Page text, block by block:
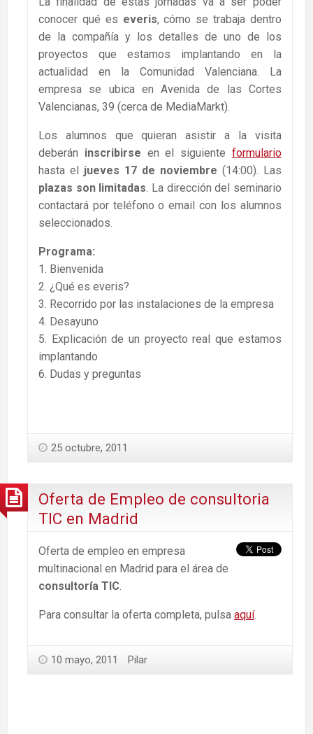
conocer qué es everis, cómo se trabaja dentro
de la compañía y los detalles de uno de los
proyectos que estamos implantando en la
actualidad en la Comunidad Valenciana. La
empresa se ubica en Avenida de las Cortes
Valencianas, 39 (cerca de MediaMarkt).
Los alumnos que quieran asistir a la visita
deberán inscribirse en el siguiente formulario
hasta el jueves 17 de noviembre (14:00). Las
plazas son limitadas. La dirección del seminario
contactará por teléfono o email con los alumnos
seleccionados.
Programa:
1. Bienvenida
2. ¿Qué es everis?
3. Recorrido por las instalaciones de la empresa
4. Desayuno
5. Explicación de un proyecto real que estamos
implantando
6. Dudas y preguntas
25 octubre, 2011
Oferta de Empleo de consultoria
TIC en Madrid
Oferta de empleo en empresa
multinacional en Madrid para el área de
consultoría TIC.
Para consultar la oferta completa, pulsa aquí.
10 mayo, 2011 Pilar